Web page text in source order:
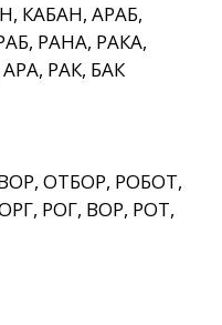
КАБАН, АРАБ,
РАНА, РАКА,
РАК, БАК
ОТБОР, РОБОТ,
РОГ, ВОР, РОТ,